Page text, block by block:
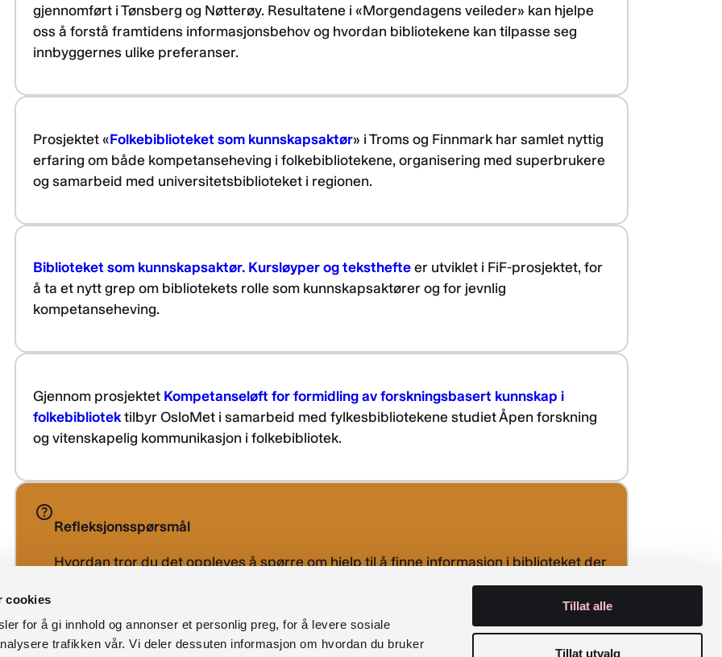
cookies
for å gi innhold og annonser et personlig preg, for å levere sosiale
trafikken vår. Vi deler dessuten informasjon om hvordan du bruker
Tillat alle
Tillat utvalg
gjennomført i Tønsberg og Nøtterøy. Resultatene i «Morgendagens veileder» kan hjelpe
oss å forstå framtidens informasjonsbehov og hvordan bibliotekene kan tilpasse seg
innbyggernes ulike preferanser.
Prosjektet «Folkebiblioteket som kunnskapsaktør» i Troms og Finnmark har samlet nyttig
erfaring om både kompetanseheving i folkebibliotekene, organisering med superbrukere
og samarbeid med universitetsbiblioteket i regionen.
Biblioteket som kunnskapsaktør. Kursløyper og teksthefteer utviklet i FiF-prosjektet, for
å ta et nytt grep om bibliotekets rolle som kunnskapsaktører og for jevnlig
kompetanseheving.
Gjennom prosjektet Kompetanseløft for formidling av forskningsbasert kunnskap i
folkebibliotektilbyr OsloMet i samarbeid med fylkesbibliotekene studiet Åpen forskning
og vitenskapelig kommunikasjon i folkebibliotek.
Refleksjonsspørsmål
Hvordan tror du det oppleves å spørre om hjelp til å finne informasjon i biblioteket der